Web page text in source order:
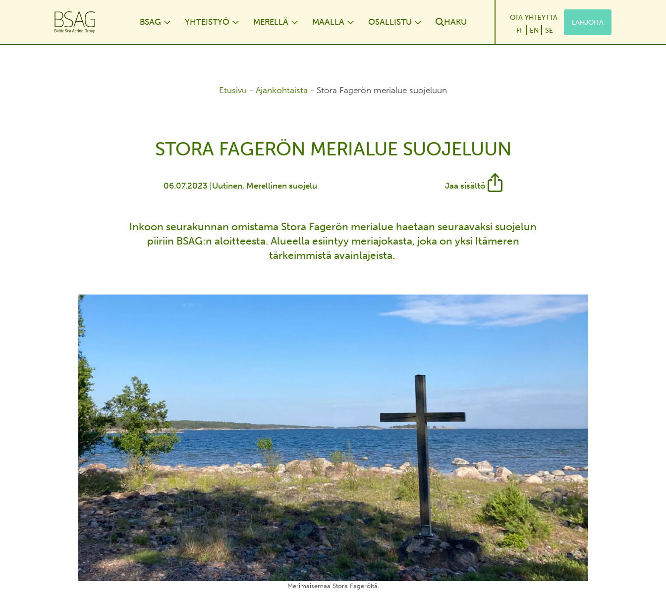
BSAG YHTEISTYÖ MERELLÄ MAALLA OSALLISTU
Toggle Dropdown
HAKU
FI EN SE
OTA YHTEYTTÄ
LAHJOITA
Etusivu - Ajankohtaista - Stora Fagerön merialue suojeluun
STORA FAGERÖN MERIALUE SUOJELUUN
06.07.2023 | Uutinen Merellinen suojelu Jaa sisältö
Inkoon seurakunnan omistama Stora Fagerön merialue haetaan seuraavaksi suojelun
piiriin BSAG:n aloitteesta. Alueella esiintyy meriajokasta, joka on yksi Itämeren
tärkeimmistä avainlajeista.
Merimaisemaa Stora Fageröltä.